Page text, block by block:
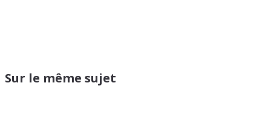
Sur le même sujet